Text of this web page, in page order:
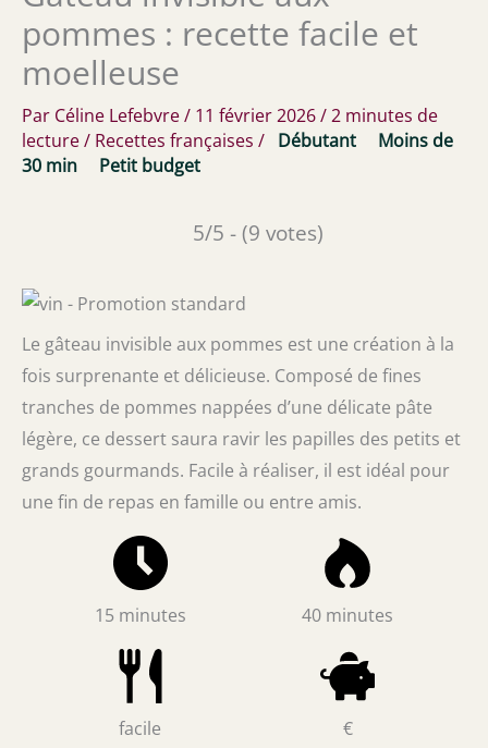
pommes : recette facile et
moelleuse
Par Céline Lefebvre/ 11 février 2026/2 minutes de
lecture/ Recettes françaises / Débutant
Moins de
30 min
Petit budget
5/5 - (9 votes)
Le gâteau invisible aux pommes est une création à la
fois surprenante et délicieuse. Composé de fines
tranches de pommes nappées d’une délicate pâte
légère, ce dessert saura ravir les papilles des petits et
grands gourmands. Facile à réaliser, il est idéal pour
une fin de repas en famille ou entre amis.
15 minutes 40 minutes
facile €